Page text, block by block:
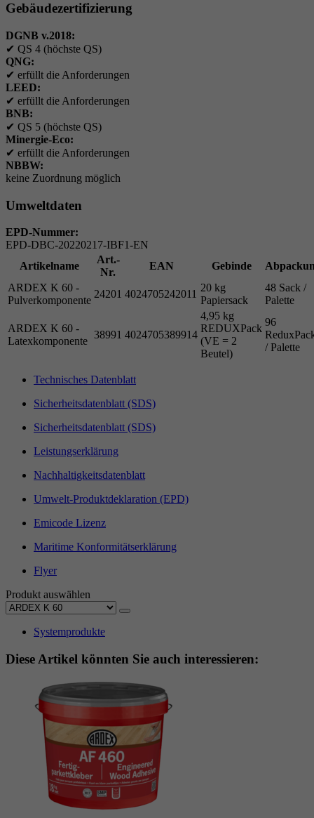
Gebäudezertifizierung
DGNB v.2018:
✔ QS 4 (höchste QS)
QNG:
✔ erfüllt die Anforderungen
LEED:
✔ erfüllt die Anforderungen
BNB:
✔ QS 5 (höchste QS)
Minergie-Eco:
✔ erfüllt die Anforderungen
NBBW:
keine Zuordnung möglich
Umweltdaten
EPD-Nummer:
EPD-DBC-20220217-IBF1-EN
Artikelname
Art.-
Nr.
EAN Gebinde
ARDEX K 60 -
Pulverkomponente
24201 4024705242011
20 kg
Papiersack
48 Sack /
Palette
ARDEX K 60 -
Latexkomponente
38991 4024705389914
4,95 kg
REDUXPack
(VE = 2
Beutel)
96
/ Palette
Technisches Datenblatt
Sicherheitsdatenblatt (SDS)
Sicherheitsdatenblatt (SDS)
Leistungserklärung
Nachhaltigkeitsdatenblatt
Umwelt-Produktdeklaration (EPD)
Emicode Lizenz
Maritime Konformitätserklärung
Flyer
Produkt auswählen
Systemprodukte
Diese Artikel könnten Sie auch interessieren: